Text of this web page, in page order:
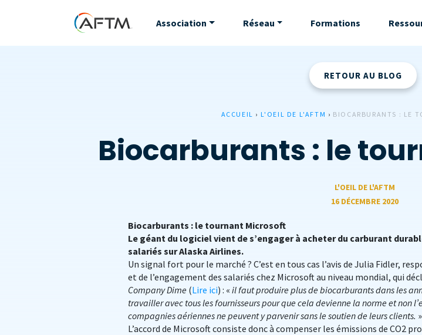
Association Réseau Formations
RETOUR AU BLOG
ACCUEIL › L'OEIL DE L'AFTM › BIOCARBURANTS : LE
Biocarburants : le
L'OEIL DE L'AFTM
16 DÉCEMBRE 2020
Biocarburants : le tournant Microsoft
Le géant du logiciel vient de s’engager à acheter du carburant
salariés sur Alaska Airlines.
Un signal fort pour le marché ? C’est en tous cas l’avis de Julia Fidler,
et de l’engagement des salariés chez Microsoft au niveau mondial, qui
Company Dime (Lire ici) : « il faut produire plus de biocarburants dans les
travailler avec tous les fournisseurs pour que cela devienne la norme et non
compagnies aériennes ne peuvent y parvenir sans le soutien de leurs clients. »
L’accord de Microsoft consiste donc à compenser les émissions de CO2